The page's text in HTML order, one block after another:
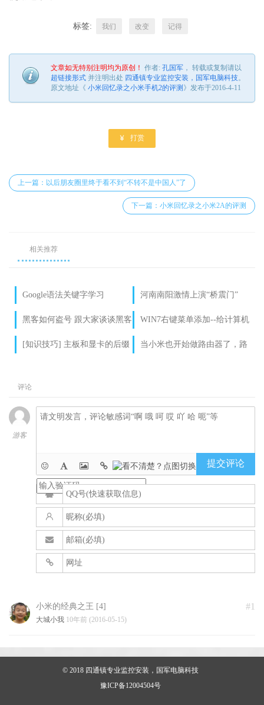
标签: 我们 改变 记得
文章如无特别注明均为原创！ 作者: 孔国军 ， 转载或复制请以
超链接形式 并注明出处 四通镇专业监控安装，国军电脑科技。
原文地址《 小米回忆录之小米手机2的评测》发布于2016-4-11
 打赏
上一篇：以后朋友圈里终于看不到“不转不是中国人”了
下一篇：小米回忆录之小米2A的评测
相关推荐
Google语法关键字学习 河南南阳激情上演“桥震门”
黑客如何盗号 跟大家谈谈黑客
WIN7右键菜单添加--给计算机
右键添加设备管理器
[知识技巧] 主板和显卡的后缀
当小米也开始做路由器了，路
评论
游客
提交评论
#1
小米的经典之王 [4]
大城小我 10年前 (2016-05-15)
© 2018 四通镇专业监控安装，国军电脑科技
豫ICP备12004504号